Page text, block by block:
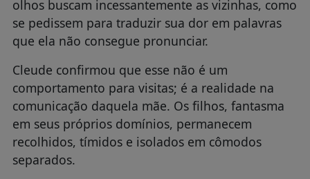
olhos buscam incessantemente as vizinhas, como
se pedissem para traduzir sua dor em palavras
que ela não consegue pronunciar.
Cleude confirmou que esse não é um
comportamento para visitas; é a realidade na
comunicação daquela mãe. Os filhos, fantasma
em seus próprios domínios, permanecem
recolhidos, tímidos e isolados em cômodos
separados.